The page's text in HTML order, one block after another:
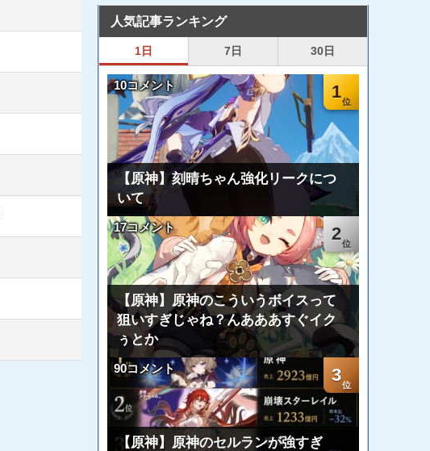
人気記事ランキング
1日 7日 30日
1
10コメント
【原神】刻晴ちゃん強化リークにつ
いて
2
17コメント
【原神】原神のこういうボイスって
狙いすぎじゃね？んあああすぐイク
ぅとか
3
90コメント
【原神】原神のセルランが強すぎ